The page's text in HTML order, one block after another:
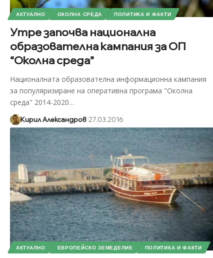
АКТУАЛНО ОКОЛНА СРЕДА ПОЛИТИКА И ФАКТИ
Утре започва национална
образователна кампания за ОП
“Околна среда”
Националната образователна информационна кампания
за популяризиране на оперативна програма "Околна
среда" 2014-2020…
Кирил Александров 27.03.2016
АКТУАЛНО ЕВРОПЕЙСКО ЗЕМЕДЕЛИЕ ПОЛИТИКА И ФАКТИ